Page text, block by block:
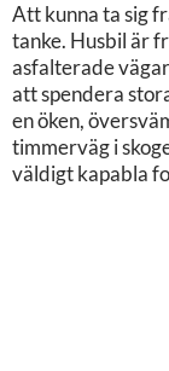
Att kunna ta sig
tanke. Husbil är
asfalterade
att spendera
en öken,
timmerväg i
väldigt kapabla